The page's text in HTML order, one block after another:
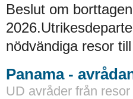
Beslut om
nödvändiga resor
Panama -
UD avråder från